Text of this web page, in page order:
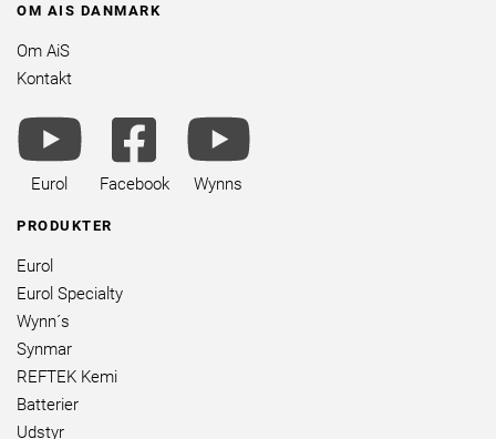
OM AIS DANMARK
Om AiS
Kontakt
youtube
brands
Eurol
facebook
square
brands
Facebook
Wynns
PRODUKTER
Eurol
Eurol Specialty
Wynn´s
Synmar
REFTEK Kemi
Batterier
Udstyr